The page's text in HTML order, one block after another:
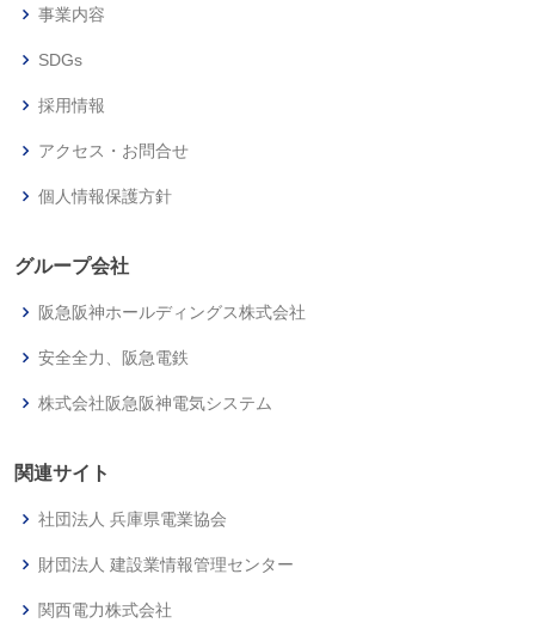
事業内容
SDGs
採用情報
アクセス・お問合せ
個人情報保護方針
グループ会社
阪急阪神ホールディングス株式会社
安全全力、阪急電鉄
株式会社阪急阪神電気システム
関連サイト
社団法人 兵庫県電業協会
財団法人 建設業情報管理センター
関西電力株式会社